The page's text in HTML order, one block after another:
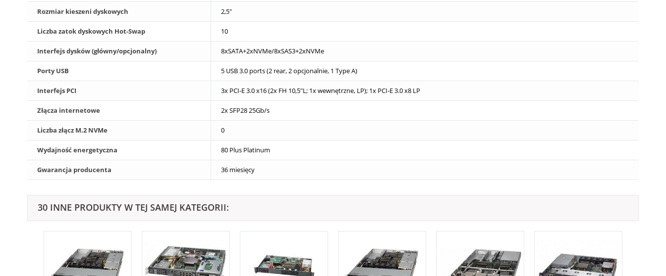
Rozmiar kieszeni dyskowych 2,5"
Liczba zatok dyskowych Hot-Swap 10
Interfejs dysków (główny/opcjonalny) 8xSATA+2xNVMe/8xSAS3+2xNVMe
Porty USB 5 USB 3.0 ports (2 rear, 2 opcjonalnie, 1 Type A)
Interfejs PCI 3x PCI-E 3.0 x16 (2x FH 10,5"L; 1x wewnętrzne, LP); 1x PCI-E 3.0 x8 LP
Złącza internetowe 2x SFP28 25Gb/s
Liczba złącz M.2 NVMe 0
Wydajność energetyczna 80 Plus Platinum
Gwarancja producenta 36 miesięcy
30 INNE PRODUKTY W TEJ SAMEJ KATEGORII: